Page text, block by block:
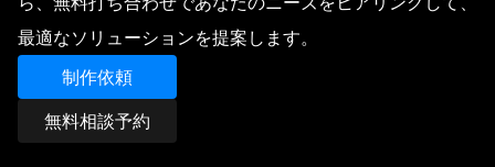
最適なソリューションを提案します。
制作依頼
無料相談予約